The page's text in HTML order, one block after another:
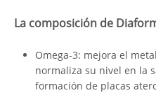
La composición de
Omega-3: mejora el
normaliza su nivel en la
formación de placas